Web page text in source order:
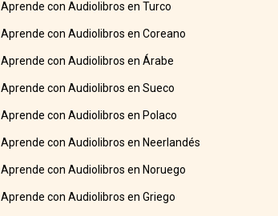
Aprende con Audiolibros en Turco
Aprende con Audiolibros en Coreano
Aprende con Audiolibros en Árabe
Aprende con Audiolibros en Sueco
Aprende con Audiolibros en Polaco
Aprende con Audiolibros en Neerlandés
Aprende con Audiolibros en Noruego
Aprende con Audiolibros en Griego